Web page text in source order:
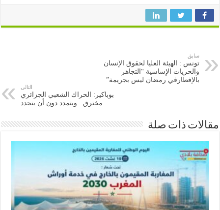
تونس : الهيئة العليا لحقوق الإنسان
والحريات الإساسية “التجاهر
بالإفطارفي رمضان ليس بجريمة”
بوباكير: الحراك الشعبي الجزائري
مخترق.. ويتمدد دون أن يتجدد
ذات صلة